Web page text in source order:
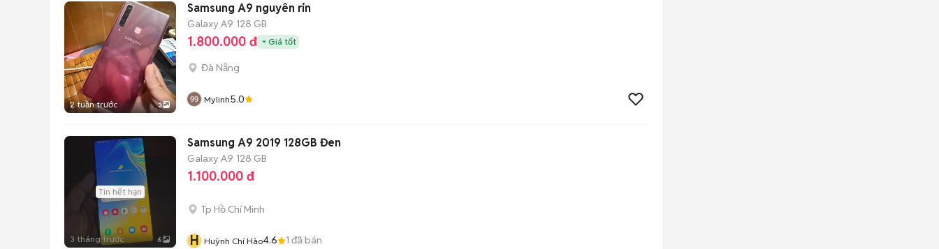
2 tuần trước 3
Samsung A9 nguyên rin
Galaxy A9 128 GB
1.800.000 đ Giá tốt
Đà Nẵng
Mylinh5.0
Tin hết hạn
3 tháng trước 6
Samsung A9 2019 128GB Đen
Galaxy A9 128 GB
1.100.000 đ
Tp Hồ Chí Minh
H Huỳnh Chí Hào4.6 1 đã bán